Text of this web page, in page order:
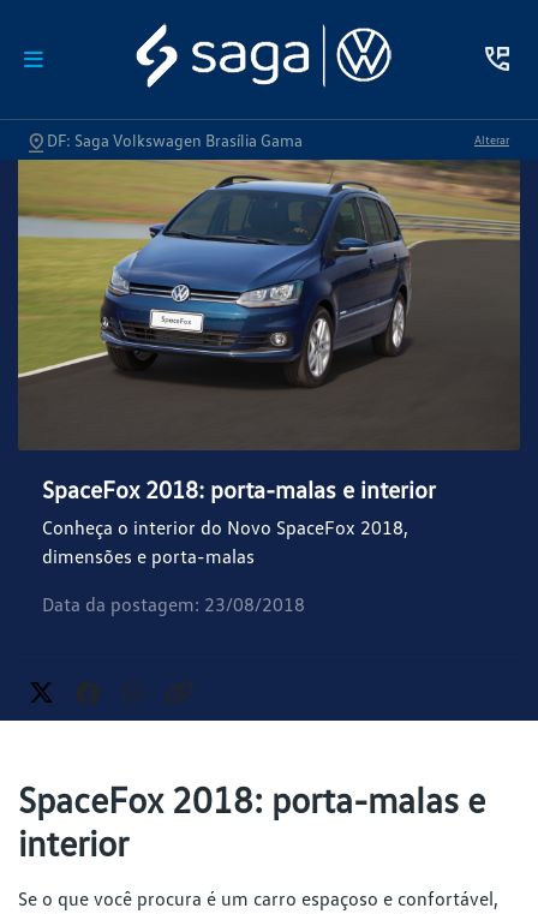
DF: Saga Volkswagen Brasília Gama Alterar
SpaceFox 2018: porta-malas e interior
Conheça o interior do Novo SpaceFox 2018,
dimensões e porta-malas
Data da postagem: 23/08/2018
SpaceFox 2018: porta-malas e
interior
Se o que você procura é um carro espaçoso e confortável,